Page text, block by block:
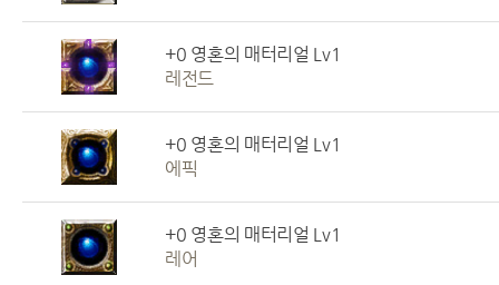
+0 영혼의 매터리얼 Lv1
레전드
+0 영혼의 매터리얼 Lv1
에픽
+0 영혼의 매터리얼 Lv1
레어